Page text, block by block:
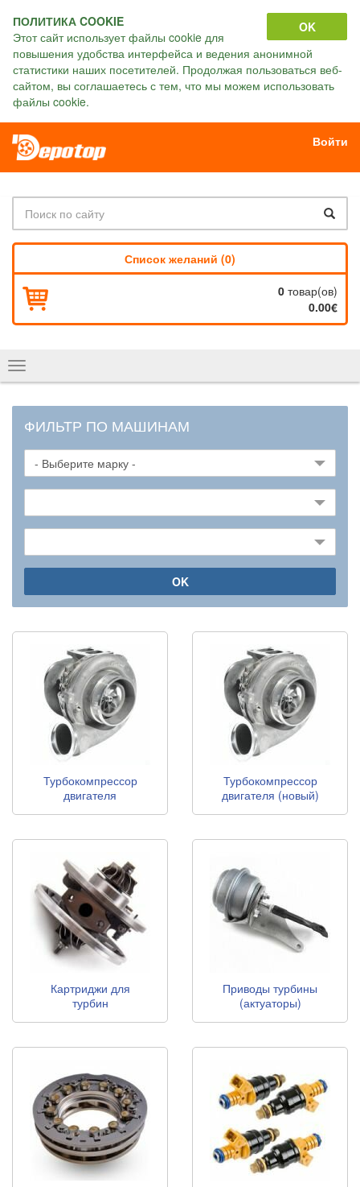
OK
ПОЛИТИКА COOKIE
Этот сайт использует файлы cookie для
повышения удобства интерфейса и ведения анонимной
статистики наших посетителей. Продолжая пользоваться веб-
сайтом, вы соглашаетесь с тем, что мы можем использовать
файлы cookie.
Войти
Список желаний (0)
0 товар(ов)
0.00€
Показать
навигацию
ФИЛЬТР ПО МАШИНАМ
OK
Турбокомпрессор
двигателя
Турбокомпрессор
двигателя (новый)
Картриджи для
турбин
Приводы турбины
(актуаторы)